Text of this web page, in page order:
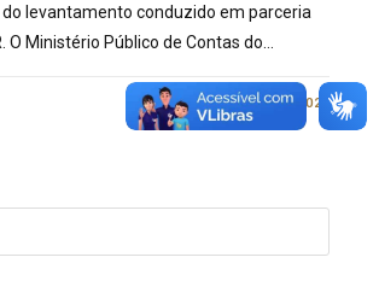
levantamento conduzido em parceria
O Ministério Público de Contas do…
24/06/2026